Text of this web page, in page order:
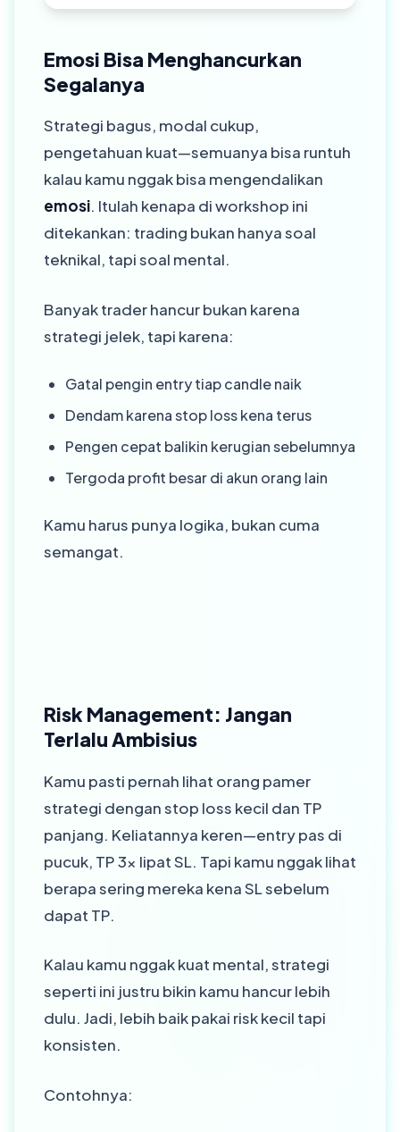
Emosi Bisa Menghancurkan
Segalanya
Strategi bagus, modal cukup,
pengetahuan kuat—semuanya bisa runtuh
kalau kamu nggak bisa mengendalikan
emosi. Itulah kenapa di workshop ini
ditekankan: trading bukan hanya soal
teknikal, tapi soal mental.
Banyak trader hancur bukan karena
strategi jelek, tapi karena:
Gatal pengin entry tiap candle naik
Dendam karena stop loss kena terus
Pengen cepat balikin kerugian sebelumnya
Tergoda profit besar di akun orang lain
Kamu harus punya logika, bukan cuma
semangat.
Risk Management: Jangan
Terlalu Ambisius
Kamu pasti pernah lihat orang pamer
strategi dengan stop loss kecil dan TP
panjang. Keliatannya keren—entry pas di
pucuk, TP 3x lipat SL. Tapi kamu nggak lihat
berapa sering mereka kena SL sebelum
dapat TP.
Kalau kamu nggak kuat mental, strategi
seperti ini justru bikin kamu hancur lebih
dulu. Jadi, lebih baik pakai risk kecil tapi
konsisten.
Contohnya: